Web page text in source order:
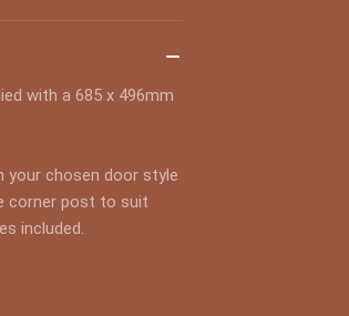
with a 685 x 496mm
your chosen door style
corner post to suit
included.